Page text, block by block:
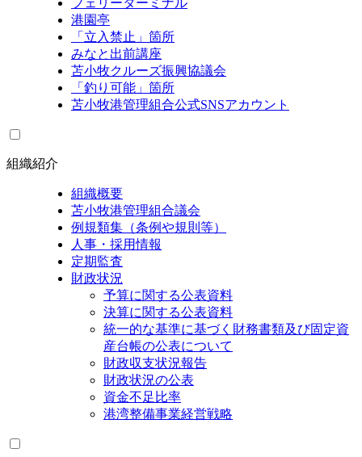
フェリーターミナル
港園亭
「立入禁止」箇所
みなと出前講座
苫小牧クルーズ振興協議会
「釣り可能」箇所
苫小牧港管理組合公式SNSアカウント
組織紹介
組織概要
苫小牧港管理組合議会
例規類集（条例や規則等）
人事・採用情報
定期監査
財政状況
予算に関する公表資料
決算に関する公表資料
統一的な基準に基づく財務書類及び固定資
産台帳の公表について
財政収支状況報告
財政状況の公表
資金不足比率
港湾整備事業経営戦略